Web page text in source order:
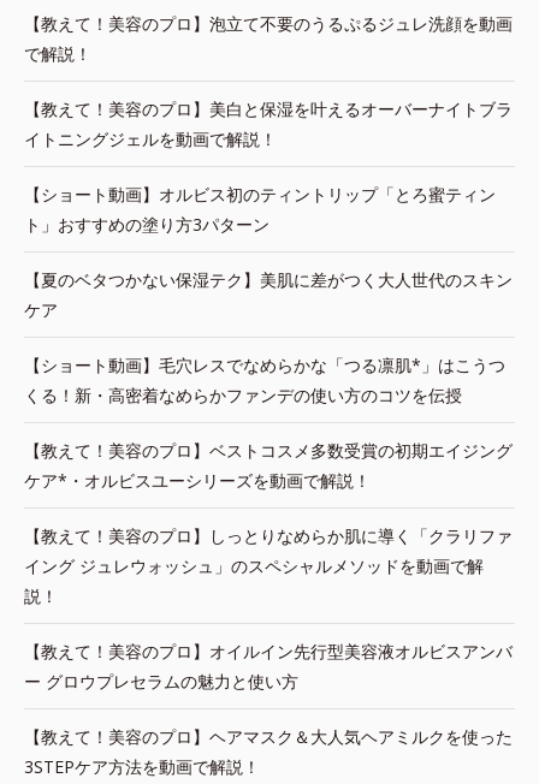
【教えて！美容のプロ】泡立て不要のうるぷるジュレ洗顔を動画
で解説！
【教えて！美容のプロ】美白と保湿を叶えるオーバーナイトブラ
イトニングジェルを動画で解説！
【ショート動画】オルビス初のティントリップ「とろ蜜ティン
ト」おすすめの塗り方3パターン
【夏のベタつかない保湿テク】美肌に差がつく大人世代のスキン
ケア
【ショート動画】毛穴レスでなめらかな「つる凛肌*」はこうつ
くる！新・高密着なめらかファンデの使い方のコツを伝授
【教えて！美容のプロ】ベストコスメ多数受賞の初期エイジング
ケア*・オルビスユーシリーズを動画で解説！
【教えて！美容のプロ】しっとりなめらか肌に導く「クラリファ
イング ジュレウォッシュ」のスペシャルメソッドを動画で解
説！
【教えて！美容のプロ】オイルイン先行型美容液オルビスアンバ
ー グロウプレセラムの魅力と使い方
【教えて！美容のプロ】ヘアマスク＆大人気ヘアミルクを使った
3STEPケア方法を動画で解説！